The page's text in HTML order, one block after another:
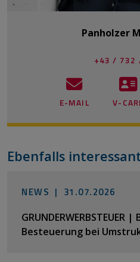
Panholzer
+43 / 732
E-MAIL V-
Ebenfalls
NEWS | 31.07.2026
GRUNDERWERBSTEUER
Besteuerung bei